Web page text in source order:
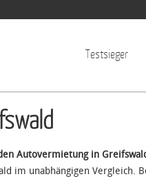
Testsieger
Autovermietung in
im unabhängigen Vergleich.